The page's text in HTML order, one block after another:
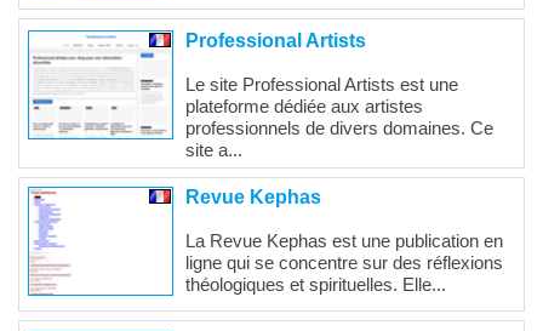
Professional Artists
Le site Professional Artists est une
plateforme dédiée aux artistes
professionnels de divers domaines. Ce
site a...
Revue Kephas
La Revue Kephas est une publication en
ligne qui se concentre sur des réflexions
théologiques et spirituelles. Elle...